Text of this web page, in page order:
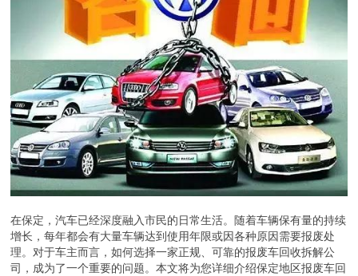
在保定，汽车已经深度融入市民的日常生活。随着车辆保有量的持续
增长，每年都会有大量车辆达到使用年限或因各种原因需要报废处
理。对于车主而言，如何选择一家正规、可靠的报废车回收拆解公
司，成为了一个重要的问题。本文将为您详细介绍保定地区报废车回